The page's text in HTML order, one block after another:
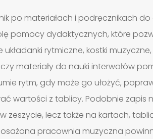
po materiałach i podręcznikach
pomocy dydaktycznych, które
układanki rytmiczne, kostki
materiały do nauki interwałów
rytm, gdy może go ułożyć,
wartości z tablicy. Podobnie
zeszycie, lecz także na kartach,
pracownia muzyczna